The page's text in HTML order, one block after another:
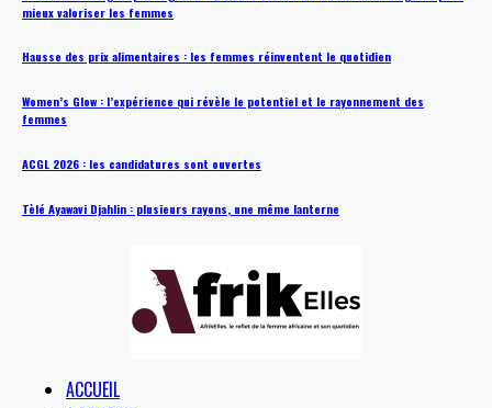
mieux valoriser les femmes
Hausse des prix alimentaires : les femmes réinventent le quotidien
Women’s Glow : l’expérience qui révèle le potentiel et le rayonnement des
femmes
ACGL 2026 : les candidatures sont ouvertes
Tèlé Ayawavi Djahlin : plusieurs rayons, une même lanterne
ACCUEIL